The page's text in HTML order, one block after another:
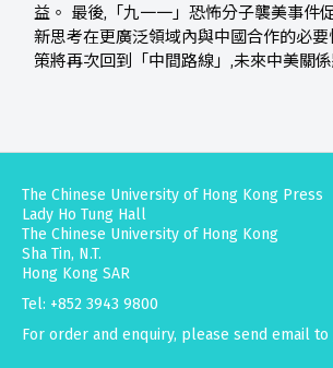
益。 最後,「九一一」恐怖分子襲美事件
新思考在更廣泛領域內與中國合作的必
策將再次回到「中間路線」,未來中美關
The Chinese University of Hong Kong Press
Lady Ho Tung Hall
The Chinese University of Hong Kong
Sha Tin, N.T.
Hong Kong SAR
Tel: +852 3943 9800
For order and enquiry, please send email to